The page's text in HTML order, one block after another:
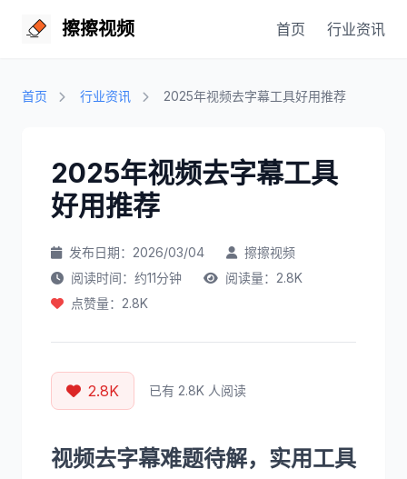
擦擦视频 首页 行业资讯
首页 行业资讯 2025年视频去字幕工具好用推荐
2025年视频去字幕工具
好用推荐
发布日期：2026/03/04
擦擦视频
阅读时间：约11分钟
阅读量：2.8K
点赞量：2.8K
2.8K 已有 2.8K 人阅读
视频去字幕难题待解，实用工具